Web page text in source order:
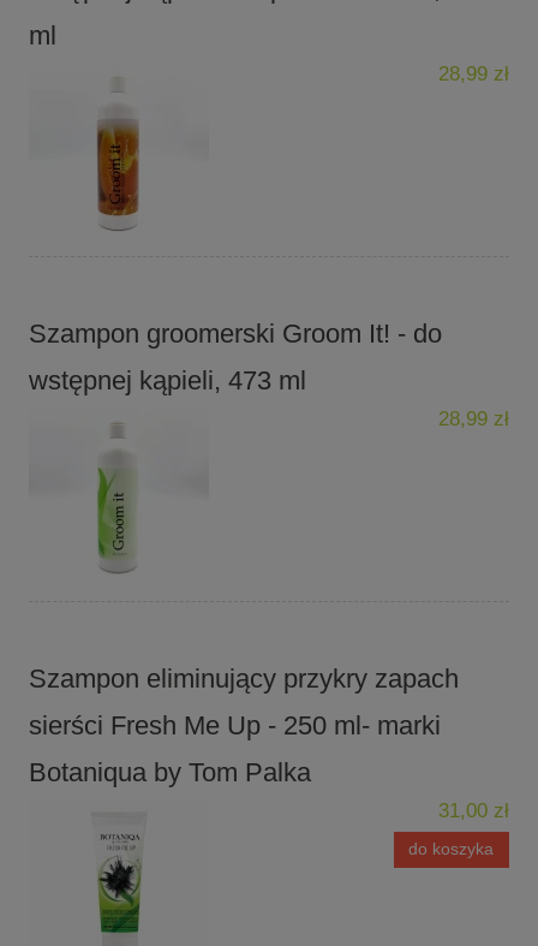
ml
28,99 zł
Szampon groomerski Groom It! - do
wstępnej kąpieli, 473 ml
28,99 zł
Szampon eliminujący przykry zapach
sierści Fresh Me Up - 250 ml- marki
Botaniqua by Tom Palka
31,00 zł
do koszyka